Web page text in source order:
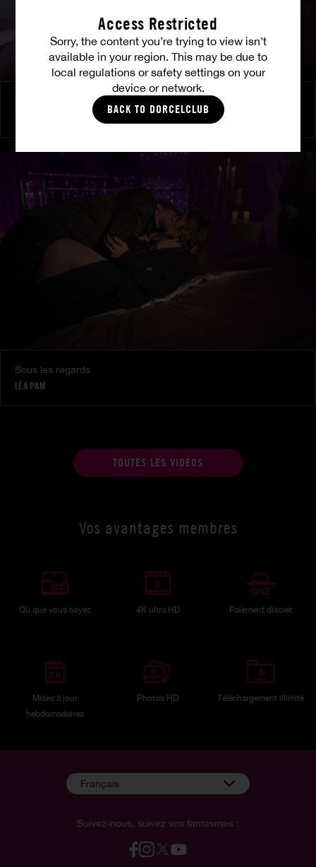
Access Restricted
Sorry, the content you’re trying to view isn’t
available in your region. This may be due to
local regulations or safety settings on your
device or network.
BACK TO DORCELCLUB
À ses ordres
Sous les regards
LÉA PAM
TOUTES LES VIDÉOS
Vos avantages membres
Où que vous soyez 4K ultra HD Paiement discret
Mises à jour
hebdomadaires
Photos HD Téléchargement illimité
Suivez-nous, suivez vos fantasmes :
Français